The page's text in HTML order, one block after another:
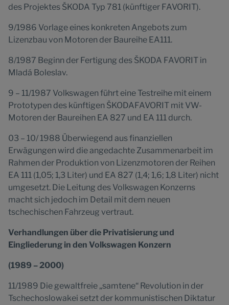
des Projektes ŠKODA Typ 781 (künftiger FAVORIT).
9/1986 Vorlage eines konkreten Angebots zum
Lizenzbau von Motoren der Baureihe EA111.
8/1987 Beginn der Fertigung des ŠKODA FAVORIT in
Mladá Boleslav.
9 – 11/1987 Volkswagen führt eine Testreihe mit einem
Prototypen des künftigen ŠKODAFAVORIT mit VW-
Motoren der Baureihen EA 827 und EA 111 durch.
03 – 10/ 1988 Überwiegend aus finanziellen
Erwägungen wird die angedachte Zusammenarbeit im
Rahmen der Produktion von Lizenzmotoren der Reihen
EA 111 (1,05; 1,3 Liter) und EA 827 (1,4; 1,6; 1,8 Liter) nicht
umgesetzt. Die Leitung des Volkswagen Konzerns
macht sich jedoch im Detail mit dem neuen
tschechischen Fahrzeug vertraut.
Verhandlungen über die Privatisierung und
Eingliederung in den Volkswagen Konzern
(1989 – 2000)
11/1989 Die gewaltfreie „samtene“ Revolution in der
Tschechoslowakei setzt der kommunistischen Diktatur